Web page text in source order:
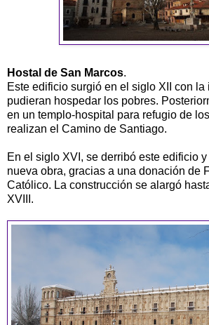
Hostal de San Marcos.
Este edificio surgió en el siglo XII con la
pudieran hospedar los pobres.
en un templo-hospital para refugio de
realizan el Camino de Santiago.
En el siglo XVI, se derribó este edificio
nueva obra, gracias a una donación de
Católico. La construcción se alargó
XVIII.